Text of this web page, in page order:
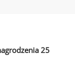
25